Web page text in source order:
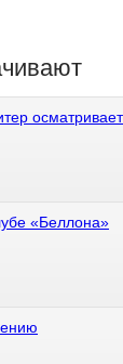
«Беллона»